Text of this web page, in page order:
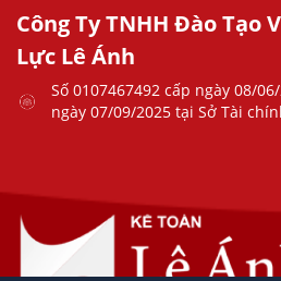
Công Ty TNHH Đào Tạo
Lực Lê Ánh
Số 0107467492 cấp ngày 08/
ngày 07/09/2025 tại Sở Tài